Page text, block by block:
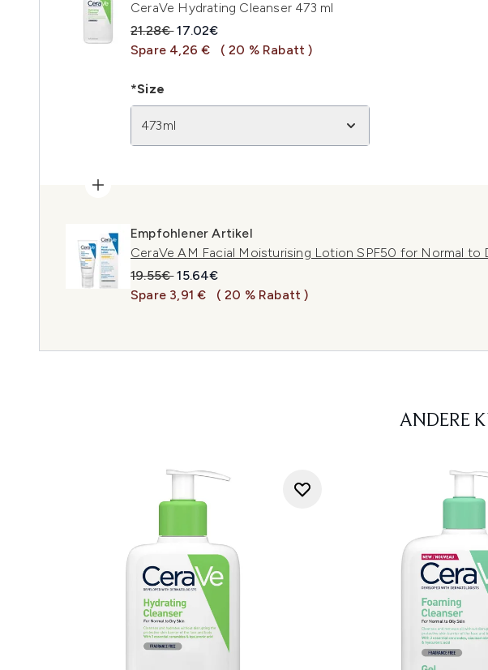
CeraVe Hydrating Cleanser 473 ml
Unverbindliche Preisempfehlung:
21.28€Aktueller Preis:
17.02€
Spare 4,26 €
( 20 % Rabatt )
*Size
473ml
Empfohlener Artikel
CeraVe AM Facial Moisturising Lotion SPF50 for Normal to
Unverbindliche Preisempfehlung:
19.55€Aktueller Preis:
15.64€
Spare 3,91 €
( 20 % Rabatt )
ANDERE